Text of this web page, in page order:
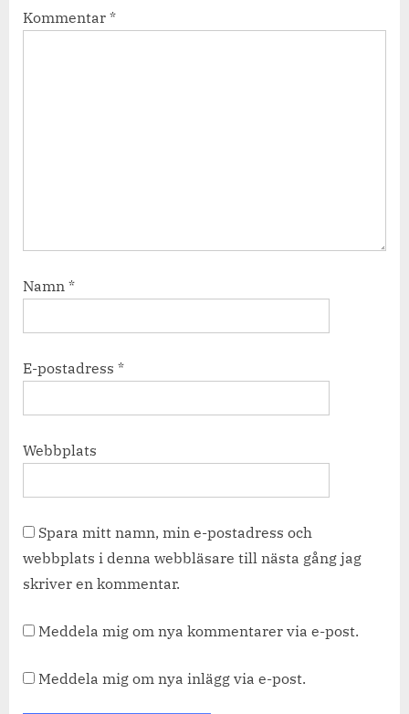
Kommentar *
Namn *
E-postadress *
Webbplats
Spara mitt namn, min e-postadress och
webbplats i denna webbläsare till nästa gång jag
skriver en kommentar.
Meddela mig om nya kommentarer via e-post.
Meddela mig om nya inlägg via e-post.